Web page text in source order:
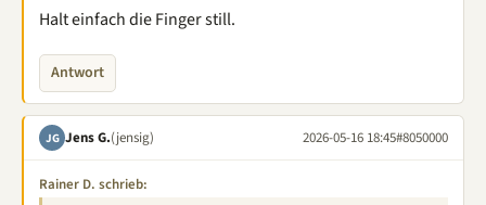
Halt einfach die Finger still.
Antwort
JG Jens G.(jensig) 2026-05-16 18:45#8050000
Rainer D. schrieb: